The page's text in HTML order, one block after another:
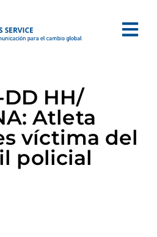
HH/
Atleta
víctima del
policial